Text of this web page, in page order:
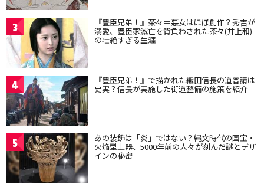
3 『豊臣兄弟！』茶々＝悪女はほぼ創作？秀吉が
溺愛、豊臣家滅亡を背負わされた茶々(井上和)
の壮絶すぎる生涯
4 『豊臣兄弟！』で描かれた織田信長の道普請は
史実？信長が実施した街道整備の施策を紹介
5 あの装飾は「炎」ではない？縄文時代の国宝・
火焔型土器、5000年前の人々が刻んだ謎とデザ
インの秘密